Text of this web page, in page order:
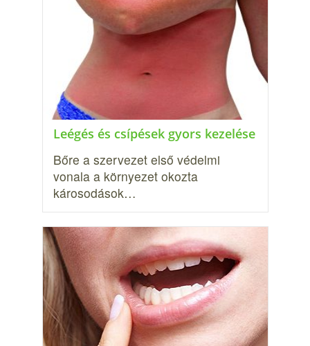
Leégés és csípések gyors kezelése
Bőre a szervezet első védelmi
vonala a környezet okozta
károsodások…